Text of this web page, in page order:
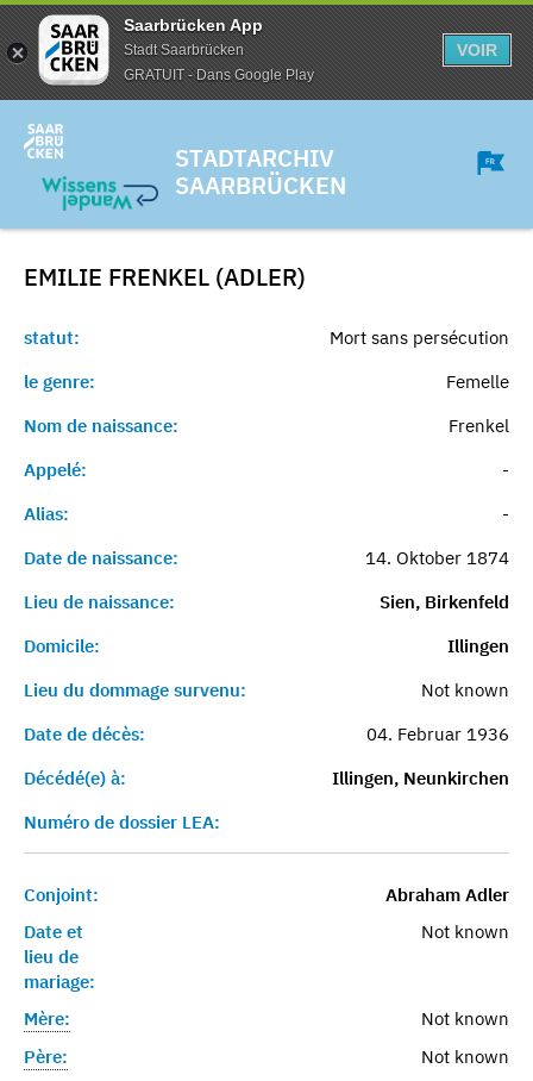
Saarbrücken App
Stadt Saarbrücken
GRATUIT - Dans Google Play
VOIR
STADTARCHIV
SAARBRÜCKEN
EMILIE FRENKEL (ADLER)
statut:
Mort sans persécution
le genre:
Femelle
Nom de naissance:
Frenkel
Appelé:
-
Alias:
-
Date de naissance:
14. Oktober 1874
Lieu de naissance:
Sien, Birkenfeld
Domicile:
Illingen
Lieu du dommage survenu:
Not known
Date de décès:
04. Februar 1936
Décédé(e) à:
Illingen, Neunkirchen
Numéro de dossier LEA:
Conjoint:
Abraham Adler
Date et
lieu de
mariage:
Not known
Mère:
Not known
Père:
Not known